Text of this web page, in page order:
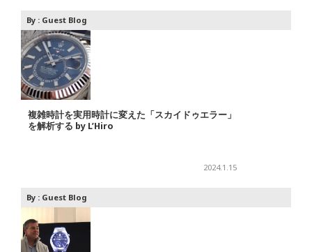
By : Guest Blog
複雑時計を実用時計に変えた「スカイドゥエラー」
を解析する by L’Hiro
2024.1.15
By : Guest Blog